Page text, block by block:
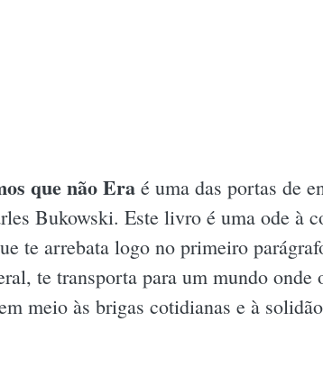
que não Era é uma das portas de
Bukowski. Este livro é uma ode à
te arrebata logo no primeiro
te transporta para um mundo onde
meio às brigas cotidianas e à